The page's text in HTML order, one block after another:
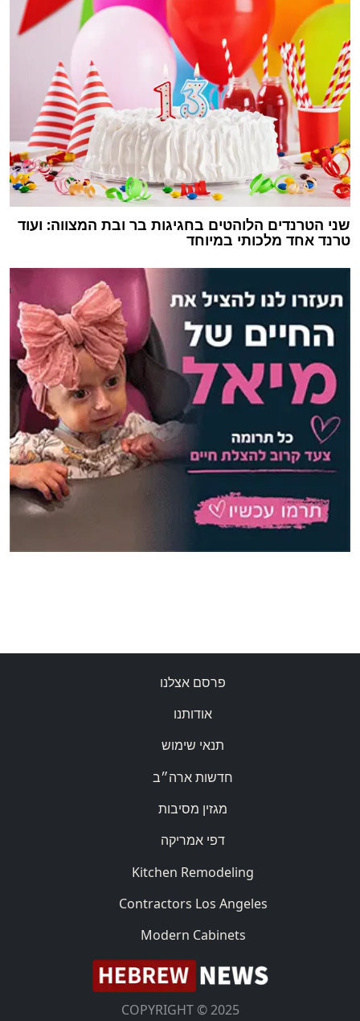
שני הטרנדים הלוהטים בחגיגות בר ובת המצווה: ועוד
טרנד אחד מלכותי במיוחד
פרסם אצלנו
אודותנו
תנאי שימוש
חדשות ארה״ב
מגזין מסיבות
דפי אמריקה
Kitchen Remodeling
Contractors Los Angeles
Modern Cabinets
COPYRIGHT © 2025